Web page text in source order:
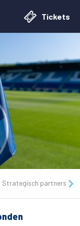
Tickets
Strategisch partners